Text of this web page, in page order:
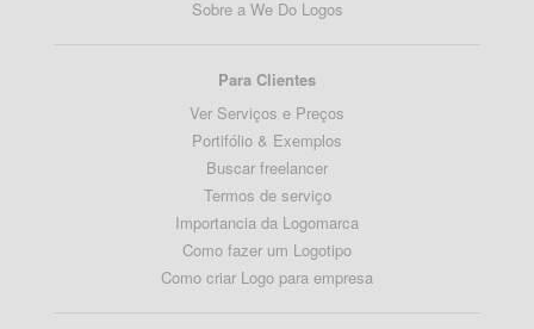
Sobre a We Do Logos
Para Clientes
Ver Serviços e Preços
Portifólio & Exemplos
Buscar freelancer
Termos de serviço
Importancia da Logomarca
Como fazer um Logotipo
Como criar Logo para empresa